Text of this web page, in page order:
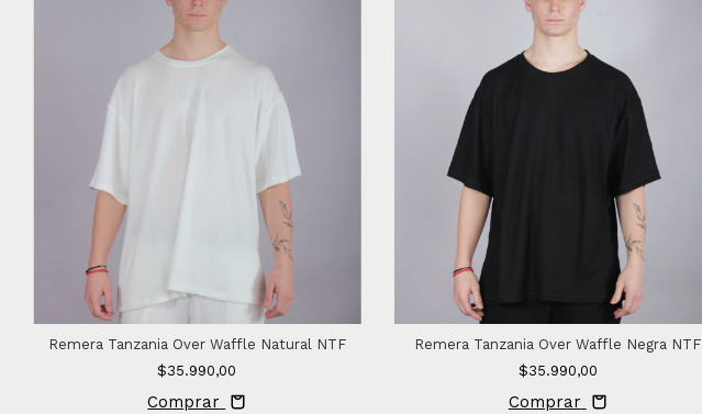
Remera Tanzania Over Waffle Natural NTF
$35.990,00
Comprar
Remera Tanzania Over Waffle Negra NTF
$35.990,00
Comprar